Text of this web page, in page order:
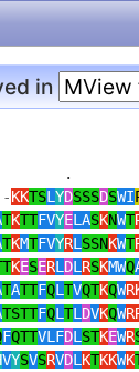
in
.
KKTSL YDSSSDSWI
TKTTFVYELASKNWT
TKMTFVYRL SSNKWT
KESERL DL RSKMWQ
TATTFQL TVQTKQW
TSTTFQL TL DVKQW
FQTTVLFDL STKEWR
VYSVSRVDL KTKKWK